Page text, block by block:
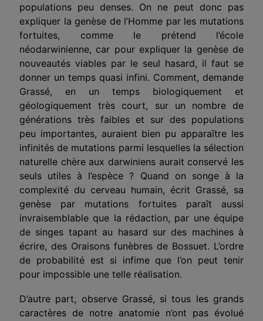
populations peu denses. On ne peut donc pas
expliquer la genèse de l’Homme par les mutations
fortuites, comme le prétend l’école
néodarwinienne, car pour expliquer la genèse de
nouveautés viables par le seul hasard, il faut se
donner un temps quasi infini. Comment, demande
Grassé, en un temps biologiquement et
géologiquement très court, sur un nombre de
générations très faibles et sur des populations
peu importantes, auraient bien pu apparaître les
infinités de mutations parmi lesquelles la sélection
naturelle chère aux darwiniens aurait conservé les
seuls utiles à l’espèce ? Quand on songe à la
complexité du cerveau humain, écrit Grassé, sa
genèse par mutations fortuites paraît aussi
invraisemblable que la rédaction, par une équipe
de singes tapant au hasard sur des machines à
écrire, des Oraisons funèbres de Bossuet. L’ordre
de probabilité est si infime que l’on peut tenir
pour impossible une telle réalisation.
D’autre part, observe Grassé, si tous les grands
caractères de notre anatomie n’ont pas évolué